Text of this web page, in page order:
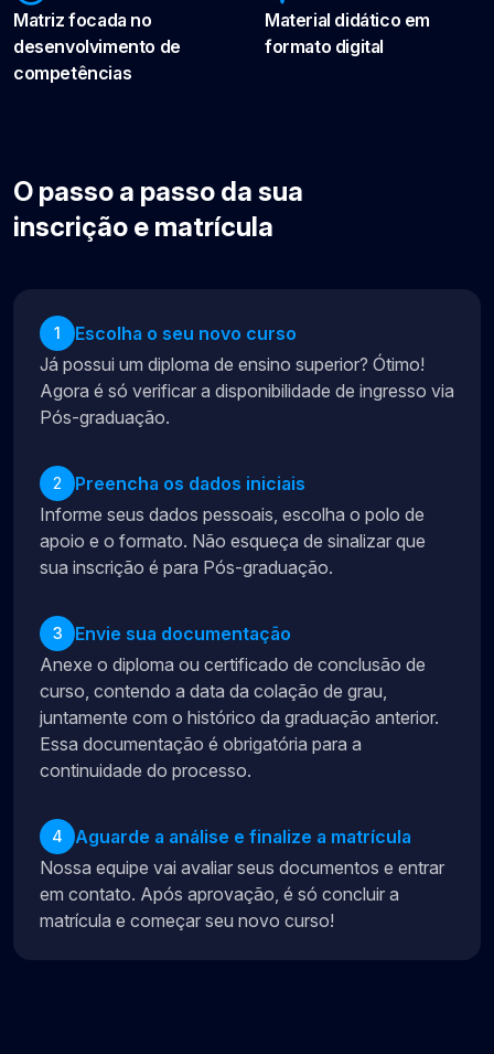
Matriz focada no
desenvolvimento de
competências
Material didático em
formato digital
O passo a passo da sua
inscrição e matrícula
1
Escolha o seu novo curso
Já possui um diploma de ensino superior? Ótimo!
Agora é só verificar a disponibilidade de ingresso via
Pós-graduação.
2
Preencha os dados iniciais
Informe seus dados pessoais, escolha o polo de
apoio e o formato. Não esqueça de sinalizar que
sua inscrição é para Pós-graduação.
3
Envie sua documentação
Anexe o diploma ou certificado de conclusão de
curso, contendo a data da colação de grau,
juntamente com o histórico da graduação anterior.
Essa documentação é obrigatória para a
continuidade do processo.
4
Aguarde a análise e finalize a matrícula
Nossa equipe vai avaliar seus documentos e entrar
em contato. Após aprovação, é só concluir a
matrícula e começar seu novo curso!